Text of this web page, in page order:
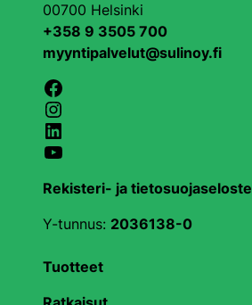
00700 Helsinki
+358 9 3505 700
myyntipalvelut@sulinoy.fi
Facebook
Instagram
LinkedIn
YouTube
Rekisteri- ja tietosuojaseloste
Y-tunnus: 2036138-0
Tuotteet